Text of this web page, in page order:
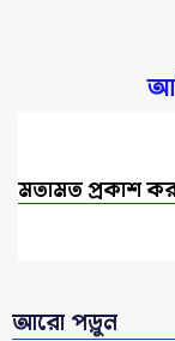
মতামত প্রকাশ
আরো পড়ুন